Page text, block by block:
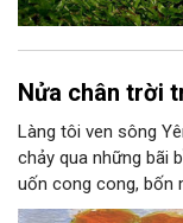
Nửa chân trời
Làng tôi ven sông
chảy qua những bãi
uốn cong cong, bốn
hoàng hôn, khi